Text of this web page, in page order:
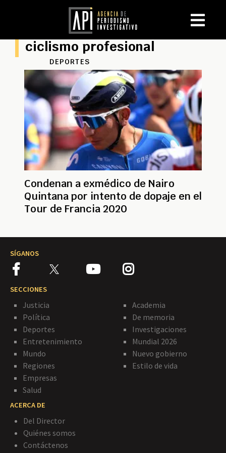
ciclismo profesional
DEPORTES
Condenan a exmédico de Nairo
Quintana por intento de dopaje en el
Tour de Francia 2020
SÍGANOS
SECCIONES
Justicia
Política
Deportes
Entretenimiento
Mundo
Regiones
Empresas
Salud
Academia
De memoria
Investigaciones
Mundial 2026
Nuevo gobierno
Estilo de vida
ACERCA DE
Del Director
Quiénes somos
Contáctenos